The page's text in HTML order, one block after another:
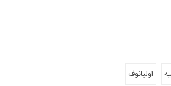
اولیانوف